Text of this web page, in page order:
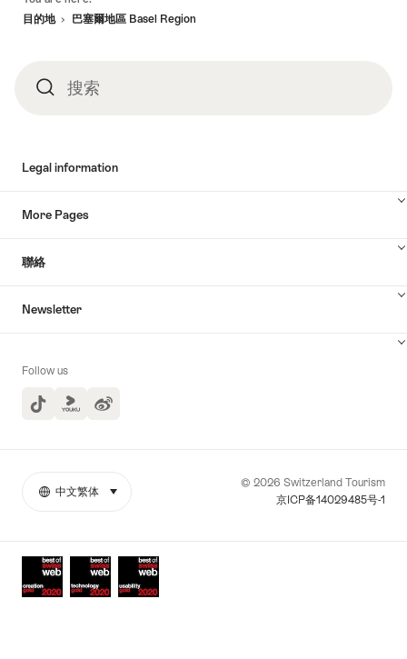
目的地
巴塞爾地區 Basel Region
搜 搜索
Legal information
More Pages
聯絡
Newsletter
Follow us
TikTokYuoku
Awards
More
© 2026 Switzerland Tourism
京ICP备14029485号-1
中文繁体 select (click to display)